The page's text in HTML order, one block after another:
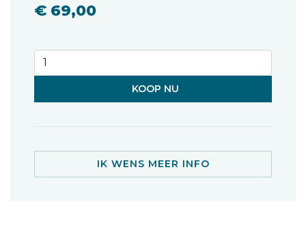
€ 69,00
KOOP NU
IK WENS MEER INFO